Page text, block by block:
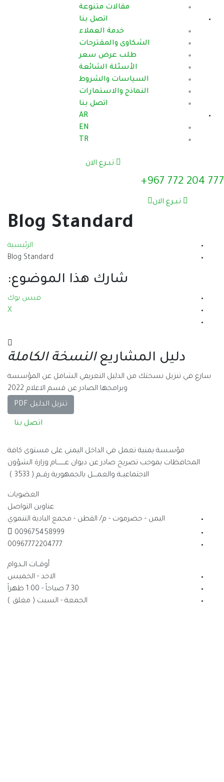
مقالات متنوعة
اتصل بنا
خدمة العملاء
الشكاوى والمقترحات
طلب عرض سعر
الأسئلة الشائعة
السياسات والشروط
النماذج والاستمارات
اتصل بنا
AR
EN
TR
تبــرع الان
777 204 772 967+
تبــرع الان
Blog Standard
الرئيسية
Blog Standard
شارك هذا الموضوع:
فيس بوك
X
دليل المشاريعالنسخة الكاملة
سارع في تنزيل نسختك من الدليل التعريفي الشامل عن المؤسسة
وبرامجها الصادر عن قسم الاعلام 2022
تنزيل الدليل PDF
اتصل بنا
مؤسسة يمنية تعمل في الداخل اليمني على مستوى كافة
المحافظات بموجب تصريح صادر عن ديوان عــــــــام وزارة الشؤون
الاجتماعيــة والعمــــل بالجمهورية رقــم ( 3533 )
العضويات
عناوين التواصل
اليمن - حضرموت - م/ القطن - مجمع البادية التنموي
009675458999
00967772204777
أوقــات الــدوام
الاحد - الخميس
7.30 صباحاً - 1:00 ظهراً
الجمعة - السبت ( مغلق )